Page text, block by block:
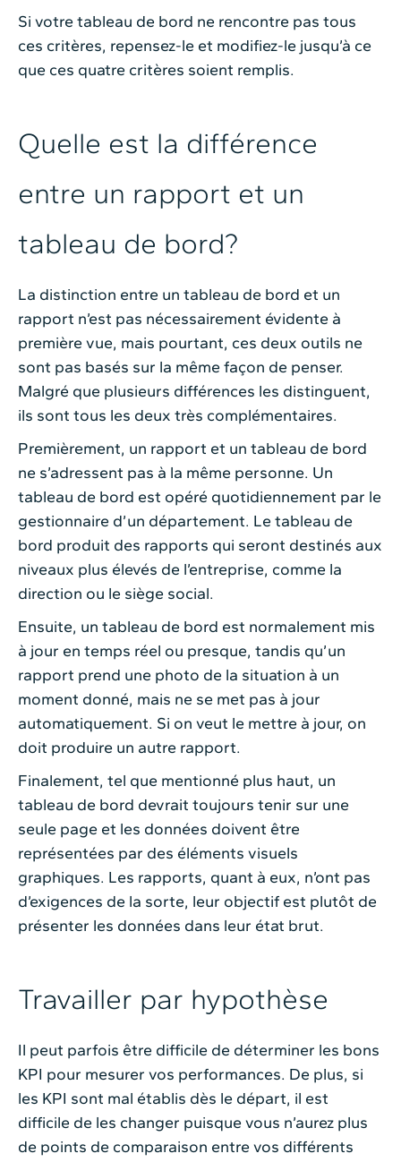
Si votre tableau de bord ne rencontre pas tous
ces critères, repensez-le et modifiez-le jusqu’à ce
que ces quatre critères soient remplis.
Quelle est la différence
entre un rapport et un
tableau de bord?
La distinction entre un tableau de bord et un
rapport n’est pas nécessairement évidente à
première vue, mais pourtant, ces deux outils ne
sont pas basés sur la même façon de penser.
Malgré que plusieurs différences les distinguent,
ils sont tous les deux très complémentaires.
Premièrement, un rapport et un tableau de bord
ne s’adressent pas à la même personne. Un
tableau de bord est opéré quotidiennement par le
gestionnaire d’un département. Le tableau de
bord produit des rapports qui seront destinés aux
niveaux plus élevés de l’entreprise, comme la
direction ou le siège social.
Ensuite, un tableau de bord est normalement mis
à jour en temps réel ou presque, tandis qu’un
rapport prend une photo de la situation à un
moment donné, mais ne se met pas à jour
automatiquement. Si on veut le mettre à jour, on
doit produire un autre rapport.
Finalement, tel que mentionné plus haut, un
tableau de bord devrait toujours tenir sur une
seule page et les données doivent être
représentées par des éléments visuels
graphiques. Les rapports, quant à eux, n’ont pas
d’exigences de la sorte, leur objectif est plutôt de
présenter les données dans leur état brut.
Travailler par hypothèse
Il peut parfois être difficile de déterminer les bons
KPI pour mesurer vos performances. De plus, si
les KPI sont mal établis dès le départ, il est
difficile de les changer puisque vous n’aurez plus
de points de comparaison entre vos différents